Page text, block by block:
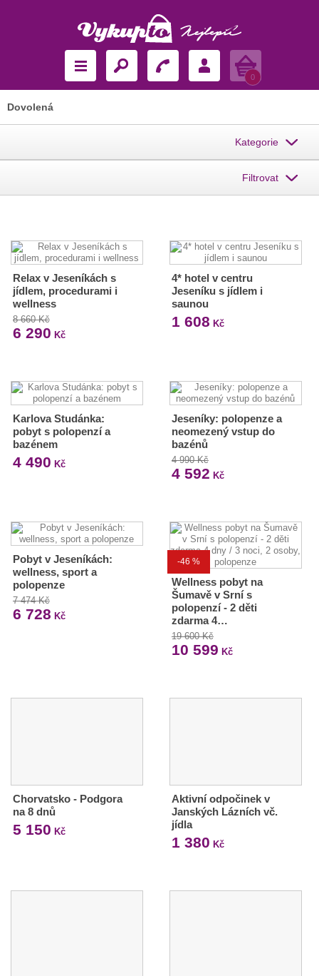
Košík
0
Dovolená
Kategorie
Filtrovat
Relax v Jeseníkách s
jídlem, procedurami i
wellness
8 660 Kč
6 290 Kč
4* hotel v centru
Jeseníku s jídlem i
saunou
1 608 Kč
Karlova Studánka:
pobyt s polopenzí a
bazénem
4 490 Kč
Jeseníky: polopenze a
neomezený vstup do
bazénů
4 990 Kč
4 592 Kč
Pobyt v Jeseníkách:
wellness, sport a
polopenze
7 474 Kč
6 728 Kč
-46 %
Wellness pobyt na
Šumavě v Srní s
polopenzí - 2 děti
zdarma 4…
19 600 Kč
10 599 Kč
Chorvatsko - Podgora
na 8 dnů
5 150 Kč
Aktivní odpočinek v
Janských Lázních vč.
jídla
1 380 Kč